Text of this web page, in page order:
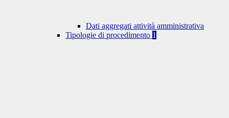
Dati aggregati attività amministrativa
Tipologie di procedimento 1